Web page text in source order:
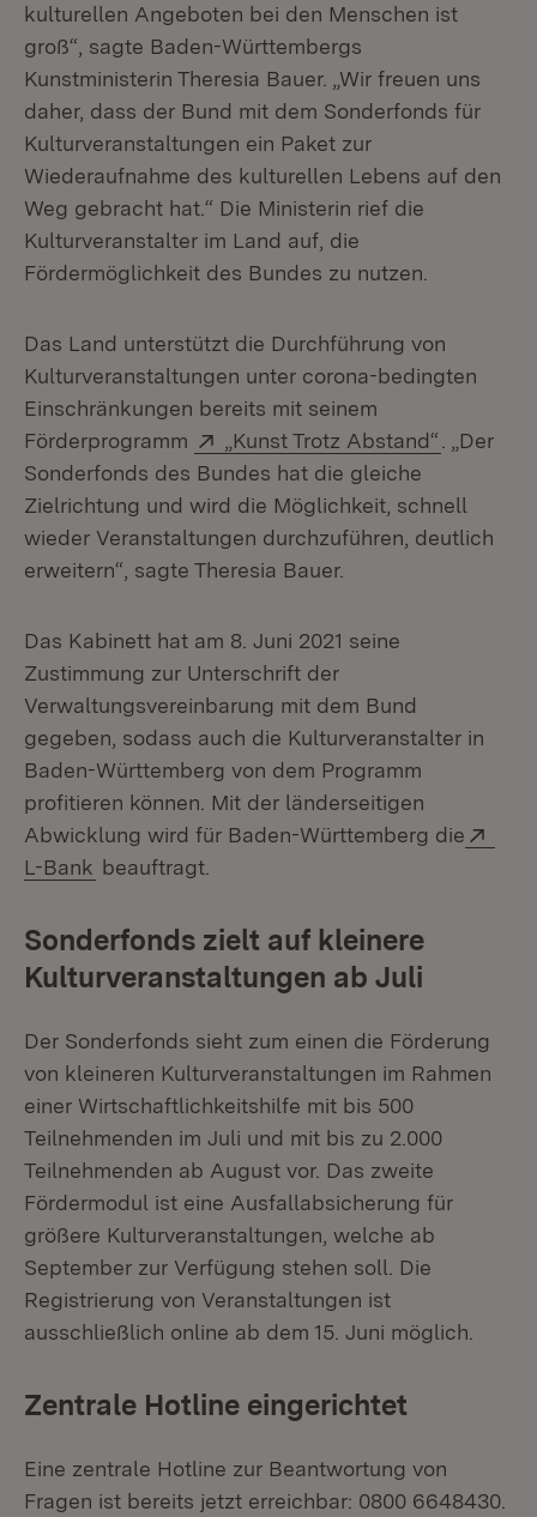
kulturellen Angeboten bei den Menschen ist
groß“, sagte Baden-Württembergs
Kunstministerin Theresia Bauer. „Wir freuen uns
daher, dass der Bund mit dem Sonderfonds für
Kulturveranstaltungen ein Paket zur
Wiederaufnahme des kulturellen Lebens auf den
Weg gebracht hat.“ Die Ministerin rief die
Kulturveranstalter im Land auf, die
Fördermöglichkeit des Bundes zu nutzen.
Das Land unterstützt die Durchführung von
Kulturveranstaltungen unter corona-bedingten
Einschränkungen bereits mit seinem
Förderprogramm
Extern:
„Kunst Trotz Abstand“ (Öffnet
. „Der
Sonderfonds des Bundes hat die gleiche
Zielrichtung und wird die Möglichkeit, schnell
wieder Veranstaltungen durchzuführen, deutlich
erweitern“, sagte Theresia Bauer.
Das Kabinett hat am 8. Juni 2021 seine
Zustimmung zur Unterschrift der
Verwaltungsvereinbarung mit dem Bund
gegeben, sodass auch die Kulturveranstalter in
Baden-Württemberg von dem Programm
profitieren können. Mit der länderseitigen
Abwicklung wird für Baden-Württemberg die
L-Bank (Öffnet in neuem Fenster)
beauftragt.
Sonderfonds zielt auf kleinere
Kulturveranstaltungen ab Juli
Der Sonderfonds sieht zum einen die Förderung
von kleineren Kulturveranstaltungen im Rahmen
einer Wirtschaftlichkeitshilfe mit bis 500
Teilnehmenden im Juli und mit bis zu 2.000
Teilnehmenden ab August vor. Das zweite
Fördermodul ist eine Ausfallabsicherung für
größere Kulturveranstaltungen, welche ab
September zur Verfügung stehen soll. Die
Registrierung von Veranstaltungen ist
ausschließlich online ab dem 15. Juni möglich.
Zentrale Hotline eingerichtet
Eine zentrale Hotline zur Beantwortung von
Fragen ist bereits jetzt erreichbar: 0800 6648430.